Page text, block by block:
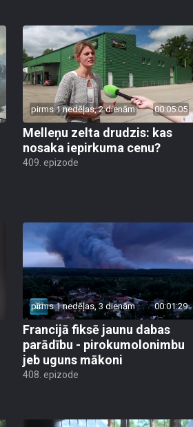
pirms 1 nedēļas, 2 dienām 00:05:05
Melleņu zelta drudzis: kas
nosaka iepirkuma cenu?
409. epizode
pirms 1 nedēļas, 3 dienām 00:01:29
Francijā fiksē jaunu dabas
parādību - pirokumolonimbu
jeb uguns mākoni
408. epizode